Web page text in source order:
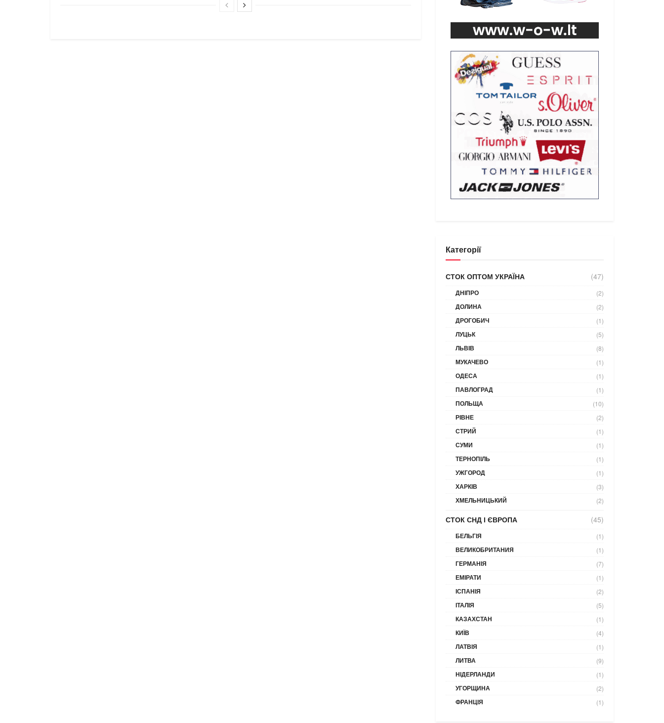
Категорії
СТОК ОПТОМ УКРАЇНА (47)
ДНІПРО (2)
ДОЛИНА (2)
ДРОГОБИЧ (1)
ЛУЦЬК (5)
ЛЬВІВ (8)
МУКАЧЕВО (1)
ОДЕСА (1)
ПАВЛОГРАД (1)
ПОЛЬЩА (10)
РІВНЕ (2)
СТРИЙ (1)
СУМИ (1)
ТЕРНОПІЛЬ (1)
УЖГОРОД (1)
ХАРКІВ (3)
ХМЕЛЬНИЦЬКИЙ (2)
СТОК СНД І ЄВРОПА (45)
БЕЛЬГІЯ (1)
ВЕЛИКОБРИТАНИЯ (1)
ГЕРМАНІЯ (7)
ЕМІРАТИ (1)
ІСПАНІЯ (2)
ІТАЛІЯ (5)
КАЗАХСТАН (1)
КИЇВ (4)
ЛАТВІЯ (1)
ЛИТВА (9)
НІДЕРЛАНДИ (1)
УГОРЩИНА (2)
ФРАНЦІЯ (1)